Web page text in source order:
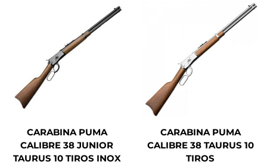
CARABINA PUMA
CALIBRE 38 JUNIOR
TAURUS 10 TIROS INOX
CARABINA PUMA
CALIBRE 38 TAURUS 10
TIROS